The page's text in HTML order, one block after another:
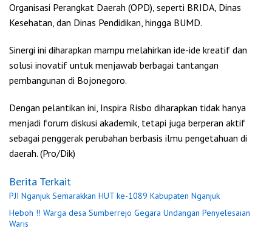
Organisasi Perangkat Daerah (OPD), seperti BRIDA, Dinas
Kesehatan, dan Dinas Pendidikan, hingga BUMD.
Sinergi ini diharapkan mampu melahirkan ide-ide kreatif dan
solusi inovatif untuk menjawab berbagai tantangan
pembangunan di Bojonegoro.
Dengan pelantikan ini, Inspira Risbo diharapkan tidak hanya
menjadi forum diskusi akademik, tetapi juga berperan aktif
sebagai penggerak perubahan berbasis ilmu pengetahuan di
daerah. (Pro/Dik)
Berita Terkait
PJI Nganjuk Semarakkan HUT ke-1089 Kabupaten Nganjuk
Heboh !! Warga desa Sumberrejo Gegara Undangan Penyelesaian
Waris